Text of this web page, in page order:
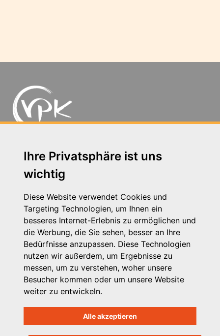
Ihre Privatsphäre ist uns
wichtig
Diese Website verwendet Cookies und
Targeting Technologien, um Ihnen ein
besseres Internet-Erlebnis zu ermöglichen und
die Werbung, die Sie sehen, besser an Ihre
Bedürfnisse anzupassen. Diese Technologien
nutzen wir außerdem, um Ergebnisse zu
messen, um zu verstehen, woher unsere
Besucher kommen oder um unsere Website
weiter zu entwickeln.
Alle akzeptieren
Michaelkirchstr. 17/18 - 10179 Berlin
Telefon: 030 – 58 58 17 16 01
E-Mail: info@vpk.de
Presse
Kontakt
Impressum
Datenschutzhinweis
Login